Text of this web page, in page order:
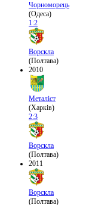
Чорноморець
(Одеса)
1:2
Ворскла
(Полтава)
2010
Металіст
(Харків)
2:3
Ворскла
(Полтава)
2011
Ворскла
(Полтава)